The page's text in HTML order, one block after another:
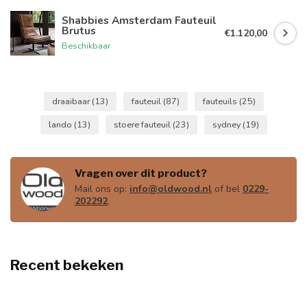
Shabbies Amsterdam Fauteuil
Brutus
Beschikbaar
€1.120,00
draaibaar(13) fauteuil (87) fauteuils (25)
lando (13) stoere fauteuil (23) sydney (19)
Vragen over dit product?
Mail ons op: info@oldwood.nl of bel 0229-
202292.
Recent bekeken